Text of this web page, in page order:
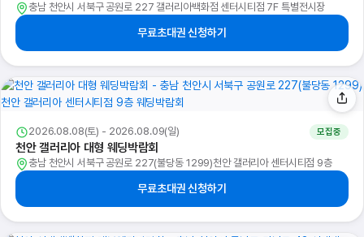
충남 천안시 서북구 공원로 227 갤러리아백화점 센터시티점 7F 특별전시장
무료초대권 신청하기
2026.08.08(토) - 2026.08.09(일) 모집중
천안 갤러리아 대형 웨딩박람회
충남 천안시 서북구 공원로 227(불당동 1299)천안 갤러리아 센터시티점 9층
무료초대권 신청하기